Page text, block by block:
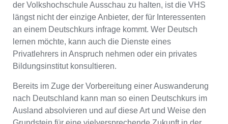
der Volkshochschule Ausschau zu halten, ist die VHS
längst nicht der einzige Anbieter, der für Interessenten
an einem Deutschkurs infrage kommt. Wer Deutsch
lernen möchte, kann auch die Dienste eines
Privatlehrers in Anspruch nehmen oder ein privates
Bildungsinstitut konsultieren.
Bereits im Zuge der Vorbereitung einer Auswanderung
nach Deutschland kann man so einen Deutschkurs im
Ausland absolvieren und auf diese Art und Weise den